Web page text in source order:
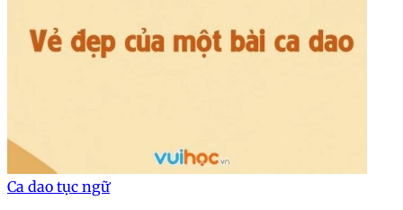
Ca dao tục ngữ